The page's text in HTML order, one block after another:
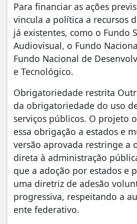
Para financiar as ações
vincula a política a recursos
já existentes, como o Fundo
Audiovisual, o Fundo
Fundo Nacional de
e Tecnológico.
Obrigatoriedade restrita
da obrigatoriedade do uso
serviços públicos. O projeto
essa obrigação a estados e
versão aprovada restringe a
direta à administração
que a adoção por estados e
uma diretriz de adesão
progressiva, respeitando a
ente federativo.